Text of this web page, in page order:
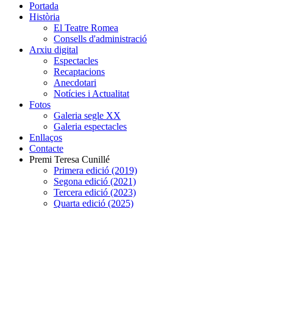
Portada
Història
El Teatre Romea
Consells d'administració
Arxiu digital
Espectacles
Recaptacions
Anecdotari
Notícies i Actualitat
Fotos
Galeria segle XX
Galeria espectacles
Enllaços
Contacte
Premi Teresa Cunillé
Primera edició (2019)
Segona edició (2021)
Tercera edició (2023)
Quarta edició (2025)